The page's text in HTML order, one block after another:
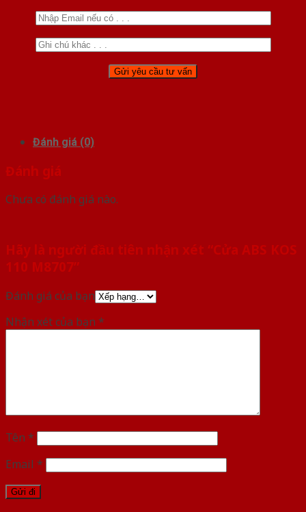
Đánh giá (0)
Đánh giá
Chưa có đánh giá nào.
Hãy là người đầu tiên nhận xét “Cửa ABS KOS
110 M8707”
Đánh giá của bạn
Nhận xét của bạn *
Tên *
Email *